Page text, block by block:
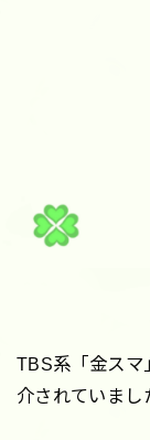
TBS系「金スマ
介されていまし